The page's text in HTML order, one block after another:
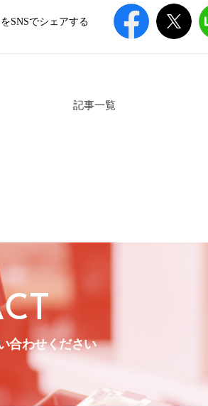
SNSでシェアする
記事一覧
合わせください